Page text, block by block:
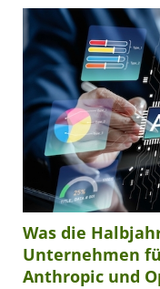
Was die
Unternehmen
Anthropic und